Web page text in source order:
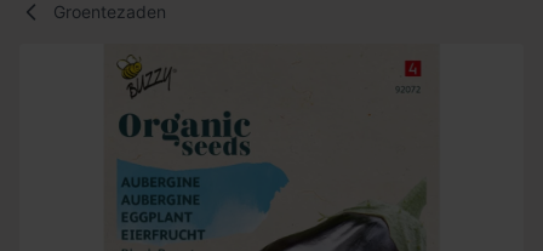
Groentezaden